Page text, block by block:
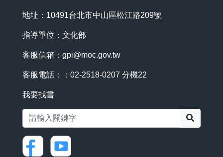
地址：10491台北市中山區松江路209號
指導單位：文化部
客服信箱： gpi@moc.gov.tw
客服電話：：02-2518-0207 分機22
我要找書